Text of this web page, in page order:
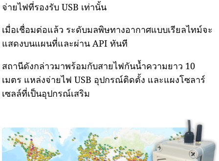
จ่ายไฟที่รองรับ USB เท่านั้น
เมื่อเชื่อมต่อแล้ว ระดับมลพิษทางอากาศแบบเรียลไทม์จะ
แสดงบนแผนที่และผ่าน API ทันที
สถานีดังกล่าวมาพร้อมกับสายไฟกันน้ำความยาว 10
เมตร แหล่งจ่ายไฟ USB อุปกรณ์ติดตั้ง และแผงโซลาร์
เซลล์ที่เป็นอุปกรณ์เสริม